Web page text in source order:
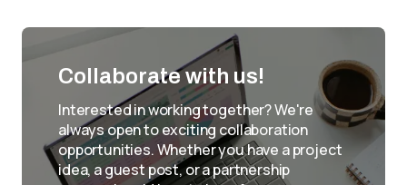
Collaborate with us!
Interested in working together? We're
always open to exciting collaboration
opportunities. Whether you have a project
idea, a guest post, or a partnership